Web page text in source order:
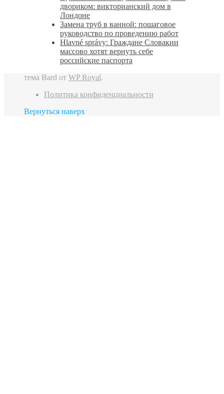
двориком: викторианский дом в
Лондоне
Замена труб в ванной: пошаговое
руководство по проведению работ
Hlavné správy: Граждане Словакии
массово хотят вернуть себе
российские паспорта
тема Bard от WP Royal.
Политика конфиденциальности
Вернуться наверх